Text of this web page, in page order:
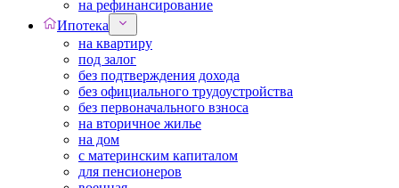
на рефинансирование
Ипотека
на квартиру
под залог
без подтверждения дохода
без официального трудоустройства
без первоначального взноса
на вторичное жилье
на дом
с материнским капиталом
для пенсионеров